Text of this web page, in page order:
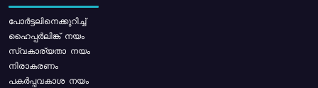
പോര്‍ട്ടലിനെക്കുറിച്ച്
ഹൈപ്പർലിങ്ക് നയം
സ്വകാര്യതാ നയം
നിരാകരണം
പകർപ്പവകാശ നയം